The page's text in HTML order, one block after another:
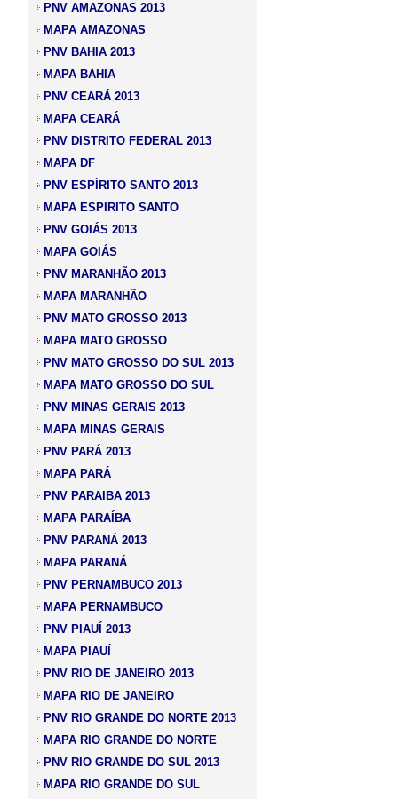
PNV AMAZONAS 2013
MAPA AMAZONAS
PNV BAHIA 2013
MAPA BAHIA
PNV CEARÁ 2013
MAPA CEARÁ
PNV DISTRITO FEDERAL 2013
MAPA DF
PNV ESPÍRITO SANTO 2013
MAPA ESPIRITO SANTO
PNV GOIÁS 2013
MAPA GOIÁS
PNV MARANHÃO 2013
MAPA MARANHÃO
PNV MATO GROSSO 2013
MAPA MATO GROSSO
PNV MATO GROSSO DO SUL 2013
MAPA MATO GROSSO DO SUL
PNV MINAS GERAIS 2013
MAPA MINAS GERAIS
PNV PARÁ 2013
MAPA PARÁ
PNV PARAIBA 2013
MAPA PARAÍBA
PNV PARANÁ 2013
MAPA PARANÁ
PNV PERNAMBUCO 2013
MAPA PERNAMBUCO
PNV PIAUÍ 2013
MAPA PIAUÍ
PNV RIO DE JANEIRO 2013
MAPA RIO DE JANEIRO
PNV RIO GRANDE DO NORTE 2013
MAPA RIO GRANDE DO NORTE
PNV RIO GRANDE DO SUL 2013
MAPA RIO GRANDE DO SUL